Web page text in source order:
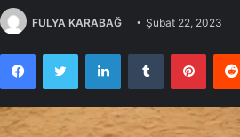
FULYA KARABAĞ Şubat 22, 2023
FacebookTwitter LinkedInTumblr